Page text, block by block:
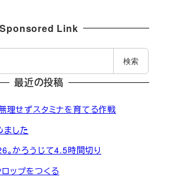
Sponsored Link
検索
最近の投稿
理せずスタミナを育てる作戦
ました
。かろうじて4.5時間切り
ップをつくる